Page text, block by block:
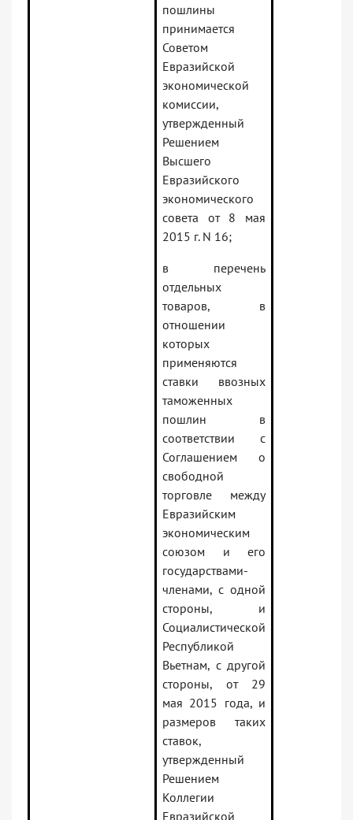
пошлины
принимается
Советом
Евразийской
экономической
комиссии,
утвержденный
Решением
Высшего
Евразийского
экономического
совета от 8 мая
2015 г. N 16;
в перечень
отдельных
товаров, в
отношении
которых
применяются
ставки ввозных
таможенных
пошлин в
соответствии с
Соглашением о
свободной
торговле между
Евразийским
экономическим
союзом и его
государствами-
членами, с одной
стороны, и
Социалистической
Республикой
Вьетнам, с другой
стороны, от 29
мая 2015 года, и
размеров таких
ставок,
утвержденный
Решением
Коллегии
Евразийской